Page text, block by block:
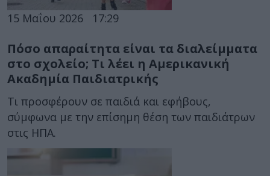
15 Μαΐου 2026 17:29
Πόσο απαραίτητα είναι τα διαλείμματα
στο σχολείο; Τι λέει η Αμερικανική
Ακαδημία Παιδιατρικής
Τι προσφέρουν σε παιδιά και εφήβους,
σύμφωνα με την επίσημη θέση των παιδιάτρων
στις ΗΠΑ.